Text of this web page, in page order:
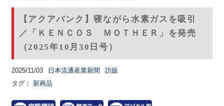
【アクアバンク】寝ながら水素ガスを吸引
／「ＫＥＮＣＯＳ ＭＯＴＨＥＲ」を発売
（2025年10月30日号）
2025/11/03 日本流通産業新聞
訪販
タグ：
新商品